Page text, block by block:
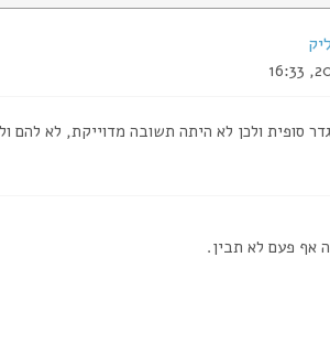
סופית ולכן לא היתה תשובה מדוייקת, לא להם
אף פעם לא תבין.